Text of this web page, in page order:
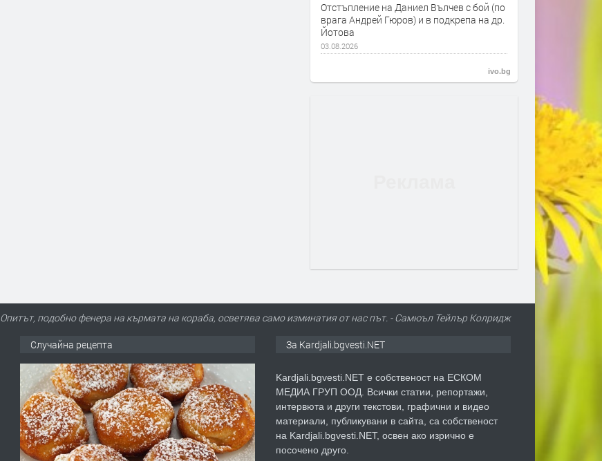
Отстъпление на Даниел Вълчев с бой (по
врага Андрей Гюров) и в подкрепа на др.
Йотова
03.08.2026
ivo.bg
Опитът, подобно фенера на кърмата на кораба, осветява само изминатия от нас път. - Самюъл Тейлър Колридж
Случайна рецепта За Kardjali.bgvesti.NET
Kardjali.bgvesti.NET е собственост на ЕСКОМ
МЕДИА ГРУП ООД. Всички статии, репортажи,
интервюта и други текстови, графични и видео
материали, публикувани в сайта, са собственост
на Kardjali.bgvesti.NET, освен ако изрично е
посочено друго.